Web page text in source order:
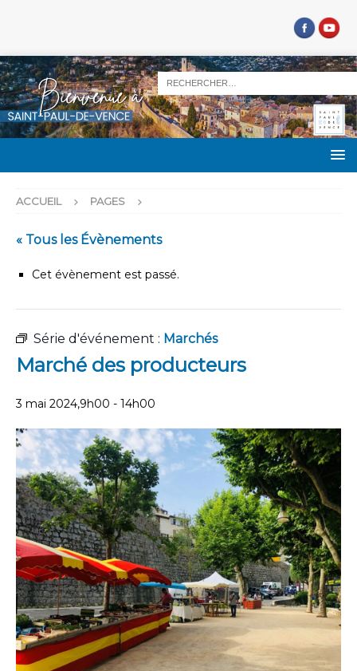
ACCUEIL PAGES
« Tous les Évènements
Cet évènement est passé.
Série d'événement : Marchés
Marché des producteurs
3 mai 2024,9h00 - 14h00